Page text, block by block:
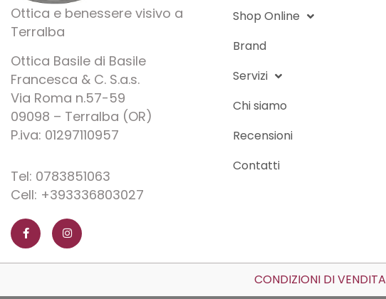
Ottica e benessere visivo a
Terralba
Ottica Basile di Basile
Francesca & C. S.a.s.
Via Roma n.57-59
09098 – Terralba (OR)
P.iva: 01297110957
Tel: 0783851063
Cell: +393336803027
a
c
e
b
o
-
n
s
t
a
g
m
Shop Online
Brand
Servizi
Chi siamo
Recensioni
Contatti
CONDIZIONI DI VENDITA